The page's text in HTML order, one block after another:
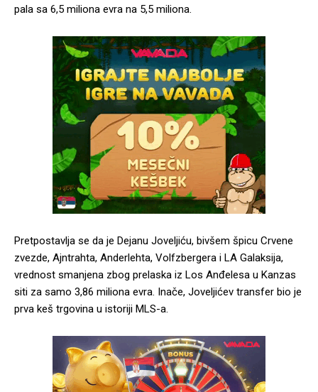
pala sa 6,5 miliona evra na 5,5 miliona.
Pretpostavlja se da je Dejanu Joveljiću, bivšem špicu Crvene
zvezde, Ajntrahta, Anderlehta, Volfzbergera i LA Galaksija,
vrednost smanjena zbog prelaska iz Los Anđelesa u Kanzas
siti za samo 3,86 miliona evra. Inače, Joveljićev transfer bio je
prva keš trgovina u istoriji MLS-a.